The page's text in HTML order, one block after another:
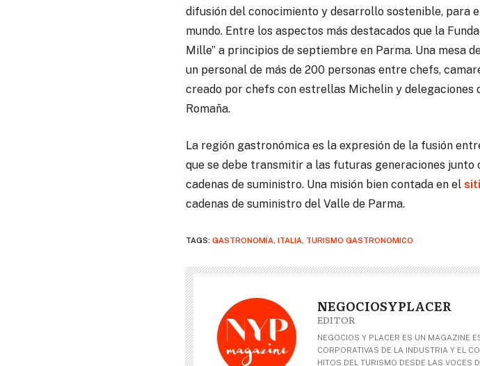
difusión del conocimiento y desarrollo sostenible, para
mundo. Entre los aspectos más destacados que la
Mille” a principios de septiembre en Parma. Una mesa
un personal de más de 200 personas entre chefs,
creado por chefs con estrellas Michelin y delegaciones
Romaña.
La región gastronómica es la expresión de la fusión
que se debe transmitir a las futuras generaciones
cadenas de suministro. Una misión bien contada en el
cadenas de suministro del Valle de Parma.
TAGS: GASTRONOMÍA ITALIA TURISMO GASTRONOMICO
NEGOCIOSYPLACER
EDITOR
NEGOCIOS Y PLACER ES UN MAGAZINE
CORPORATIVAS DE LA INDUSTRIA Y EL
HITOS DEL TURISMO DESDE LAS VOCES